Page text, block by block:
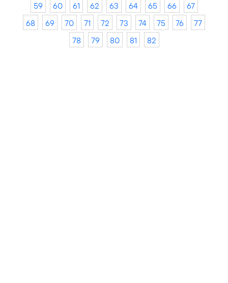
59
60 61 62 63 64 65 66
67
68
69 70 71 72 73 74 75 76
77
78
79 80 81 82